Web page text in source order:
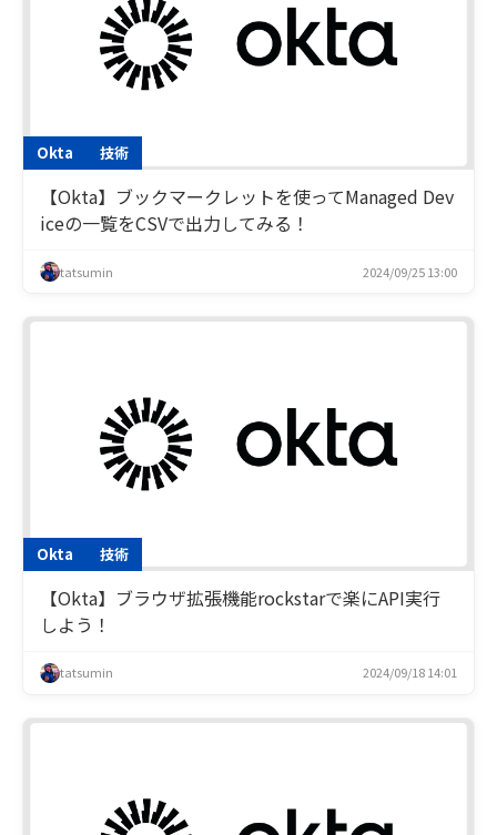
Okta 技術
【Okta】ブックマークレットを使ってManaged Dev
iceの一覧をCSVで出力してみる！
tatsumin 2024/09/25 13:00
Okta 技術
【Okta】ブラウザ拡張機能rockstarで楽にAPI実行
しよう！
tatsumin 2024/09/18 14:01